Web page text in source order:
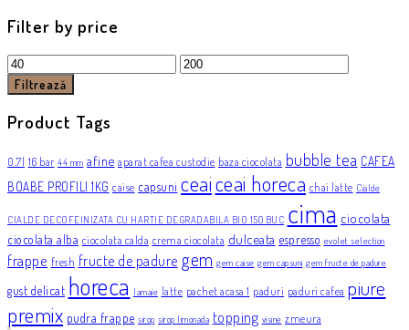
Filter by price
Preț
minim
Preț
maxim
Filtrează
Product Tags
0.7l 16 bar 44 mm afine aparat cafea custodie baza ciocolata bubble tea CAFEA
BOABE PROFILI 1KG caise capsuni ceaiceai horeca chai latte Cialde
CIALDE DECOFEINIZATA CU HARTIE DEGRADABILA BIO 150 BUC cima ciocolata
ciocolata alba ciocolata calda crema ciocolata dulceata espresso evolet selection
frappe fresh fructe de padure gem gem caise gem capsuni gem fructe de padure
gust delicat horeca lamaie latte pachet acasa 1 paduri paduri cafea piure
premix pudra frappe sirop sirop limonada topping visine zmeura